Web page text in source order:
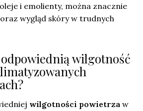
i emolienty, można znacznie
wygląd skóry w trudnych
wilgotność
wilgotności powietrza w